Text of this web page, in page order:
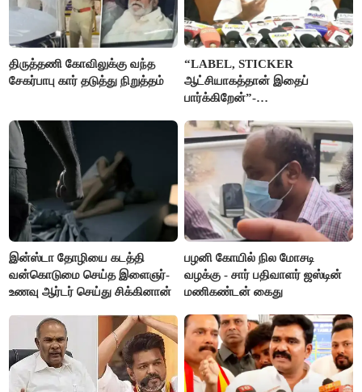
திருத்தணி கோவிலுக்கு வந்த
சேகர்பாபு கார் தடுத்து நிறுத்தம்
“LABEL, STICKER
ஆட்சியாகத்தான் இதைப்
பார்க்கிறேன்”-
இன்ஸ்டா தோழியை கடத்தி
வன்கொடுமை செய்த இளைஞர்-
உணவு ஆர்டர் செய்து சிக்கினான்
பழனி கோயில் நில மோசடி
வழக்கு - சார் பதிவாளர் ஜஸ்டின்
மணிகண்டன் கைது